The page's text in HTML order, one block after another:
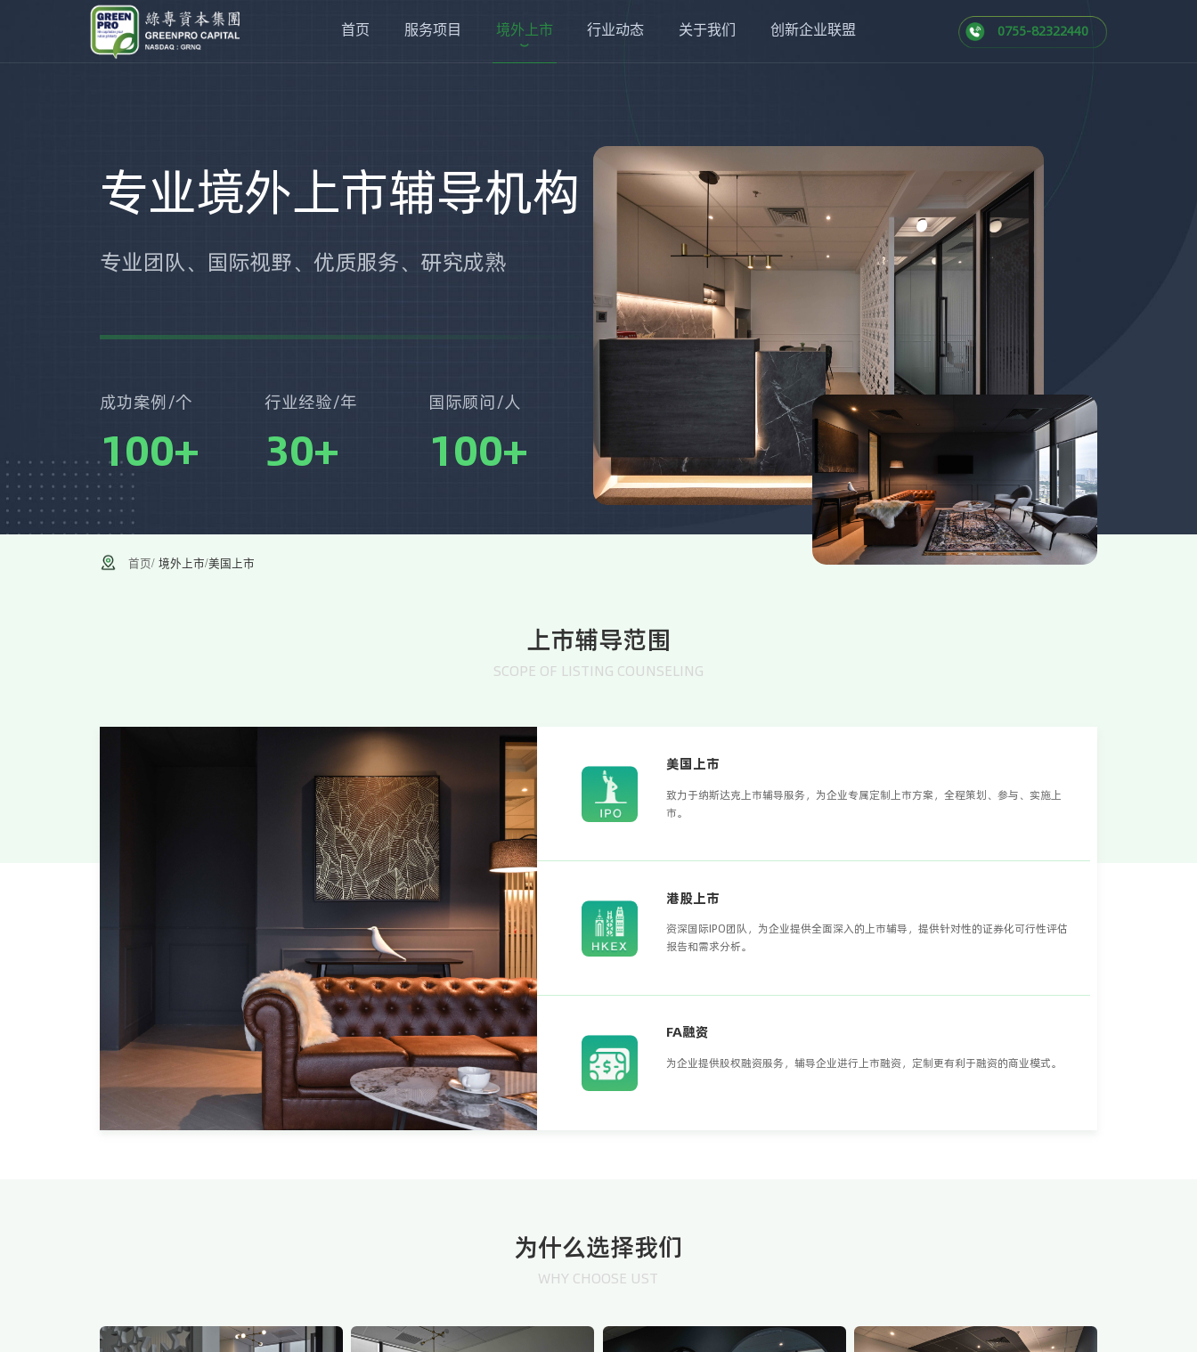
首页 服务项目 境外上市 行业动态 关于我们 创新企业联盟 0755-82322440
专业境外上市辅导机构
专业团队、国际视野、优质服务、研究成熟
成功案例/个
100+
行业经验/年
30+
国际顾问/人
100+
首页/ 境外上市/美国上市
上市辅导范围
SCOPE OF LISTING COUNSELING
美国上市
致力于纳斯达克上市辅导服务，为企业专属定制上市方案，全程策划、参与、实施上
市。
港股上市
资深国际IPO团队，为企业提供全面深入的上市辅导，提供针对性的证券化可行性评估
报告和需求分析。
FA融资
为企业提供股权融资服务，辅导企业进行上市融资，定制更有利于融资的商业模式。
为什么选择我们
WHY CHOOSE UST